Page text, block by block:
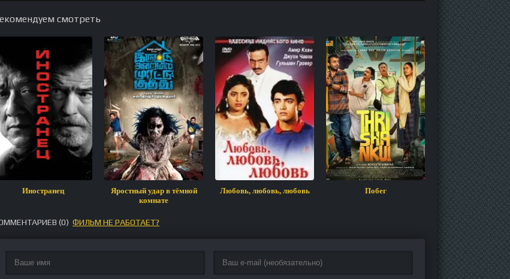
смотреть
Иностранец
Яростный удар в тёмной
комнате
Любовь, любовь, любовь Побег Я рядом с
(0) ФИЛЬМ НЕ РАБОТАЕТ?